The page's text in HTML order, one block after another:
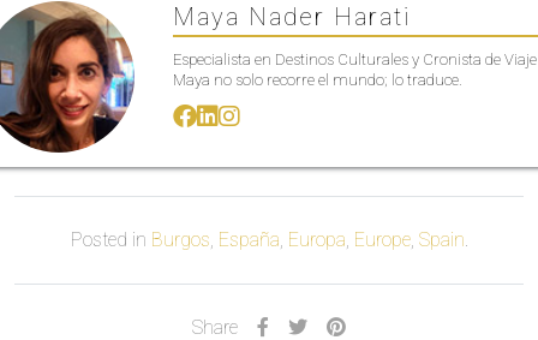
Maya Nader Harati
Especialista en Destinos Culturales y Cronista de
Maya no solo recorre el mundo; lo traduce.
Posted in Burgos, España, Europa, Europe, Spain.
Share